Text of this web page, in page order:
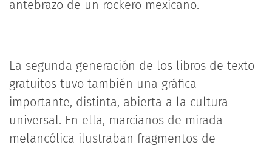
antebrazo de un rockero mexicano.
La segunda generación de los libros de texto
gratuitos tuvo también una gráfica
importante, distinta, abierta a la cultura
universal. En ella, marcianos de mirada
melancólica ilustraban fragmentos de